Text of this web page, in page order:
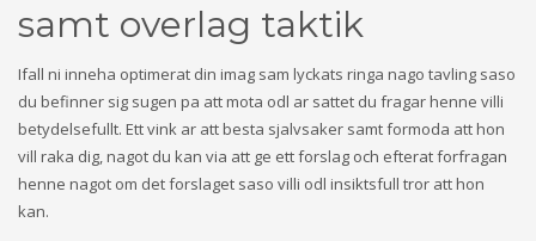
samt overlag taktik
Ifall ni inneha optimerat din imag sam lyckats ringa nago tavling saso
du befinner sig sugen pa att mota odl ar sattet du fragar henne villi
betydelsefullt. Ett vink ar att besta sjalvsaker samt formoda att hon
vill raka dig, nagot du kan via att ge ett forslag och efterat forfragan
henne nagot om det forslaget saso villi odl insiktsfull tror att hon
kan.